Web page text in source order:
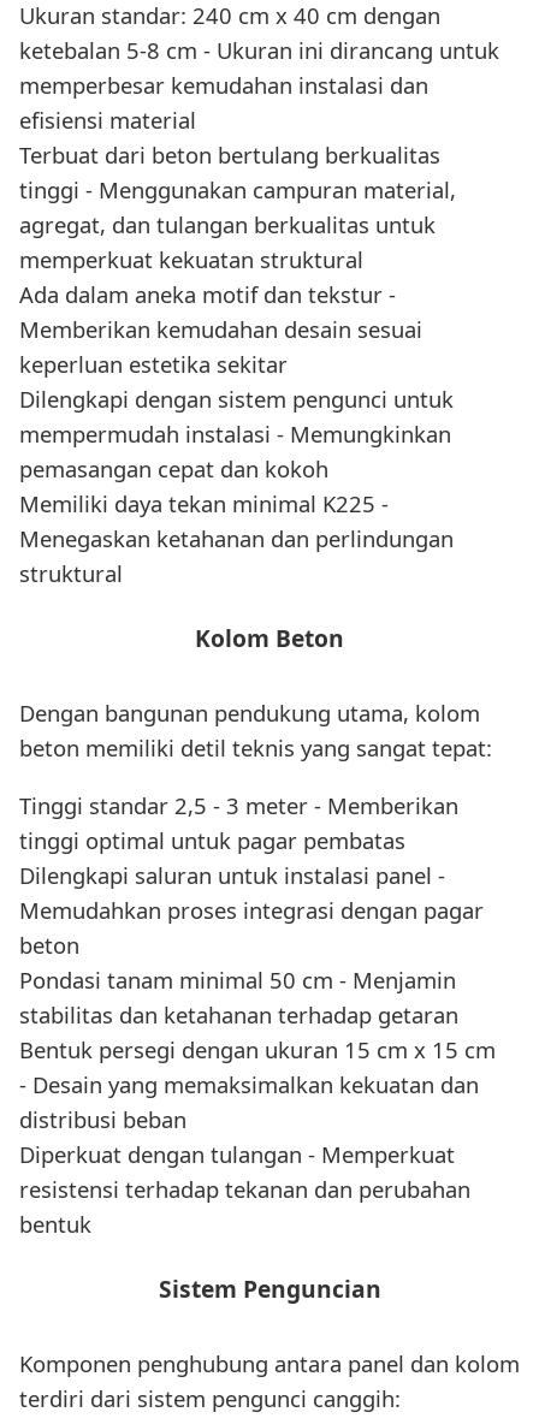
Ukuran standar: 240 cm x 40 cm dengan
ketebalan 5-8 cm - Ukuran ini dirancang untuk
memperbesar kemudahan instalasi dan
efisiensi material
Terbuat dari beton bertulang berkualitas
tinggi - Menggunakan campuran material,
agregat, dan tulangan berkualitas untuk
memperkuat kekuatan struktural
Ada dalam aneka motif dan tekstur -
Memberikan kemudahan desain sesuai
keperluan estetika sekitar
Dilengkapi dengan sistem pengunci untuk
mempermudah instalasi - Memungkinkan
pemasangan cepat dan kokoh
Memiliki daya tekan minimal K225 -
Menegaskan ketahanan dan perlindungan
struktural
Kolom Beton
Dengan bangunan pendukung utama, kolom
beton memiliki detil teknis yang sangat tepat:
Tinggi standar 2,5 - 3 meter - Memberikan
tinggi optimal untuk pagar pembatas
Dilengkapi saluran untuk instalasi panel -
Memudahkan proses integrasi dengan pagar
beton
Pondasi tanam minimal 50 cm - Menjamin
stabilitas dan ketahanan terhadap getaran
Bentuk persegi dengan ukuran 15 cm x 15 cm
- Desain yang memaksimalkan kekuatan dan
distribusi beban
Diperkuat dengan tulangan - Memperkuat
resistensi terhadap tekanan dan perubahan
bentuk
Sistem Penguncian
Komponen penghubung antara panel dan kolom
terdiri dari sistem pengunci canggih: